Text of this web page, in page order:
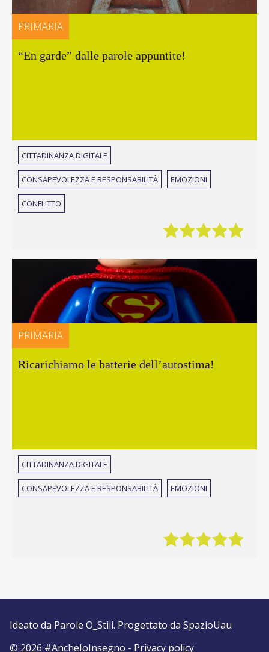
PRIMARIA
“En garde” dalle parole appuntite!
CITTADINANZA DIGITALE
CONSAPEVOLEZZA E RESPONSABILITÀ EMOZIONI
CONFLITTO
PRIMARIA
Ricarichiamo le batterie dell’autostima!
CITTADINANZA DIGITALE
CONSAPEVOLEZZA E RESPONSABILITÀ EMOZIONI
Ideato da Parole O_Stili. Progettato da SpazioUau
© 2026 #AncheIoInsegno - Privacy policy